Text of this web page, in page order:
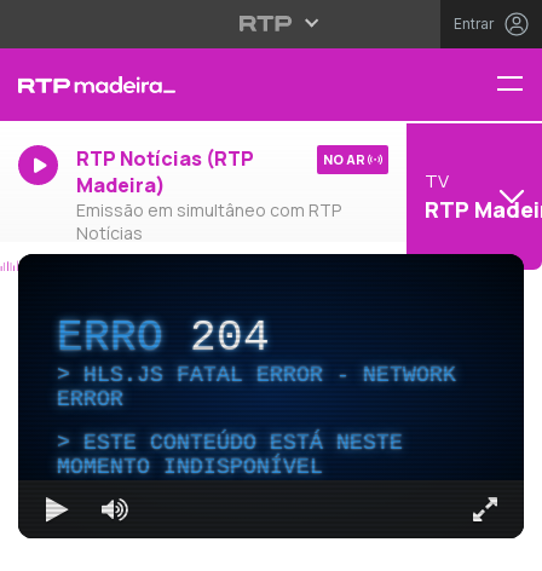
Entrar
RTP Notícias (RTP
Madeira)
Emissão em simultâneo com RTP
Notícias
NO AR
TV
RTP
ERRO204
HLS.JS FATAL ERROR - NETWORK
ERROR
ESTE CONTEÚDO ESTÁ NESTE
MOMENTO INDISPONÍVEL